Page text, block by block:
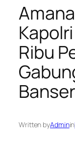
Ribu
Written byAdminin